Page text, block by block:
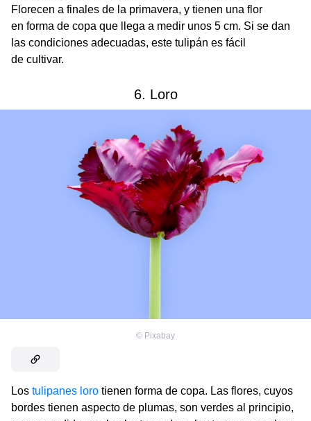
Florecen a finales de la primavera, y tienen una flor
en forma de copa que llega a medir unos 5 cm. Si se dan
las condiciones adecuadas, este tulipán es fácil
de cultivar.
6. Loro
© Pixabay
Los tulipanes loro tienen forma de copa. Las flores, cuyos
bordes tienen aspecto de plumas, son verdes al principio,